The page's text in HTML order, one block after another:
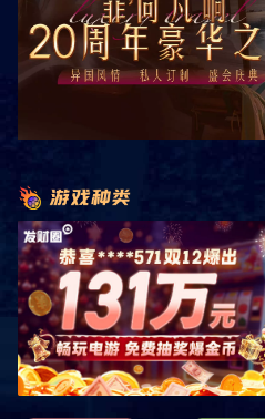
关于我们
ABOUT US
标题*
姓名*
手机*